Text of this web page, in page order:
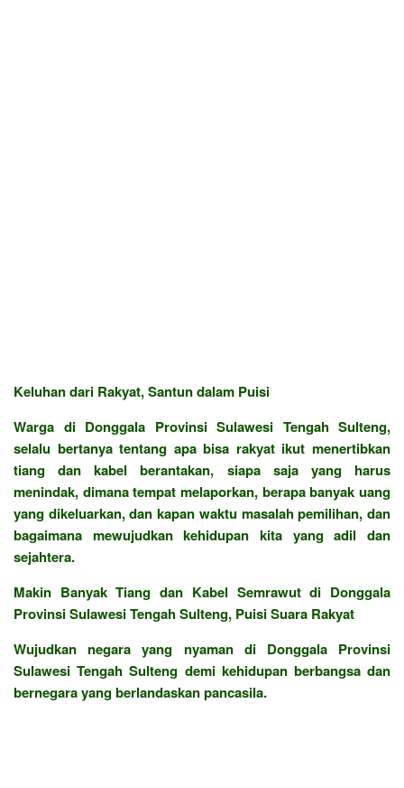
Keluhan dari Rakyat, Santun dalam Puisi
Warga di Donggala Provinsi Sulawesi Tengah Sulteng,
selalu bertanya tentang apa bisa rakyat ikut menertibkan
tiang dan kabel berantakan, siapa saja yang harus
menindak, dimana tempat melaporkan, berapa banyak uang
yang dikeluarkan, dan kapan waktu masalah pemilihan, dan
bagaimana mewujudkan kehidupan kita yang adil dan
sejahtera.
Makin Banyak Tiang dan Kabel Semrawut di Donggala
Provinsi Sulawesi Tengah Sulteng, Puisi Suara Rakyat
Wujudkan negara yang nyaman di Donggala Provinsi
Sulawesi Tengah Sulteng demi kehidupan berbangsa dan
bernegara yang berlandaskan pancasila.